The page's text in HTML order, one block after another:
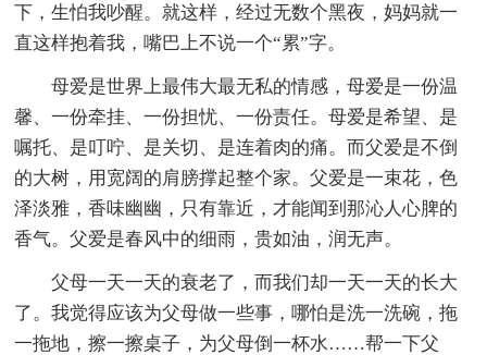
下，生怕我吵醒。就这样，经过无数个黑夜，妈妈就一
直这样抱着我，嘴巴上不说一个“累”字。
母爱是世界上最伟大最无私的情感，母爱是一份温
馨、一份牵挂、一份担忧、一份责任。母爱是希望、是
嘱托、是叮咛、是关切、是连着肉的痛。而父爱是不倒
的大树，用宽阔的肩膀撑起整个家。父爱是一束花，色
泽淡雅，香味幽幽，只有靠近，才能闻到那沁人心脾的
香气。父爱是春风中的细雨，贵如油，润无声。
父母一天一天的衰老了，而我们却一天一天的长大
了。我觉得应该为父母做一些事，哪怕是洗一洗碗，拖
一拖地，擦一擦桌子，为父母倒一杯水……帮一下父